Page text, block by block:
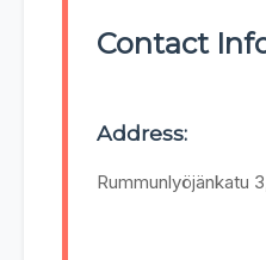
Contact
Address:
Rummunlyöjänkatu